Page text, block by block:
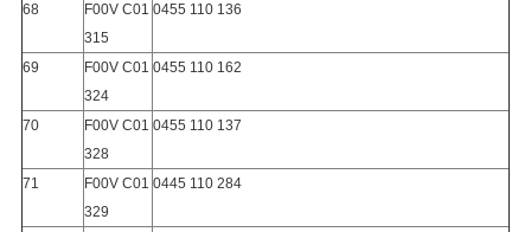
68
F00V C01
315
0455 110 136
69
F00V C01
324
0455 110 162
70
F00V C01
328
0455 110 137
71
F00V C01
329
0445 110 284